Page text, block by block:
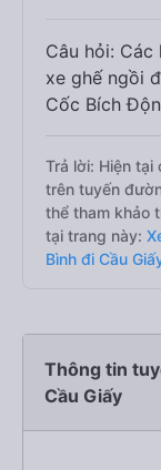
Câu hỏi:
xe ghế ngồi
Cốc Bích
Trả lời: Hiện
trên tuyến
thể tham khảo
tại trang này:
Bình đi Cầu
Thông tin
Cầu Giấy